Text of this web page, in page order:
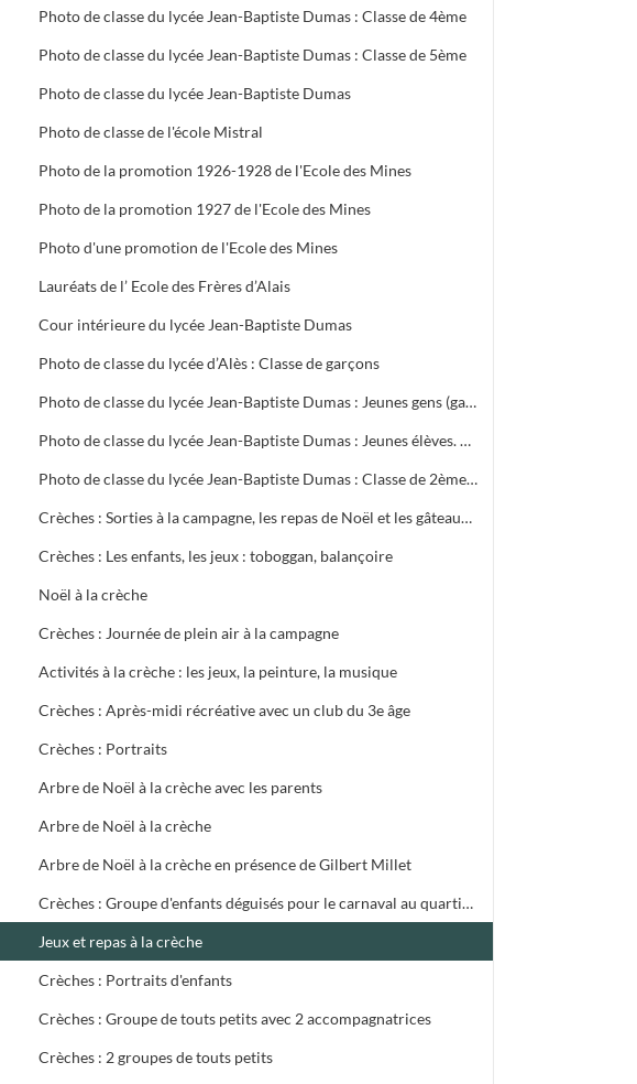
Photo de classe du lycée Jean-Baptiste Dumas : Classe de 4ème
Photo de classe du lycée Jean-Baptiste Dumas : Classe de 5ème
Photo de classe du lycée Jean-Baptiste Dumas
Photo de classe de l'école Mistral
Photo de la promotion 1926-1928 de l'Ecole des Mines
Photo de la promotion 1927 de l'Ecole des Mines
Photo d'une promotion de l'Ecole des Mines
Lauréats de l’ Ecole des Frères d’Alais
Cour intérieure du lycée Jean-Baptiste Dumas
Photo de classe du lycée d’Alès : Classe de garçons
Photo de classe du lycée Jean-Baptiste Dumas : Jeunes gens (garçons et filles) avec leurs professeurs
Photo de classe du lycée Jean-Baptiste Dumas : Jeunes élèves. Classe mixte
Photo de classe du lycée Jean-Baptiste Dumas : Classe de 2ème 17
Crèches : Sorties à la campagne, les repas de Noël et les gâteaux d'anniversaire, les jeux, les animatrices
Crèches : Les enfants, les jeux : toboggan, balançoire
Noël à la crèche
Crèches : Journée de plein air à la campagne
Activités à la crèche : les jeux, la peinture, la musique
Crèches : Après-midi récréative avec un club du 3e âge
Crèches : Portraits
Arbre de Noël à la crèche avec les parents
Arbre de Noël à la crèche
Arbre de Noël à la crèche en présence de Gilbert Millet
Crèches : Groupe d'enfants déguisés pour le carnaval au quartier des Prés Saint-Jean
Jeux et repas à la crèche
Crèches : Portraits d'enfants
Crèches : Groupe de touts petits avec 2 accompagnatrices
Crèches : 2 groupes de touts petits